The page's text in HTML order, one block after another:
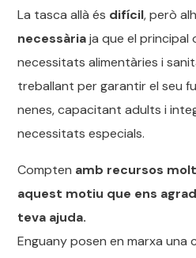
La tasca allà és difícil, però
necessàriaja que el principal
necessitats alimentàries i
treballant per garantir el seu
nenes, capacitant adults i
necessitats especials.
Compten amb recursos
aquest motiu que ens
teva ajuda.
Enguany posen en marxa una